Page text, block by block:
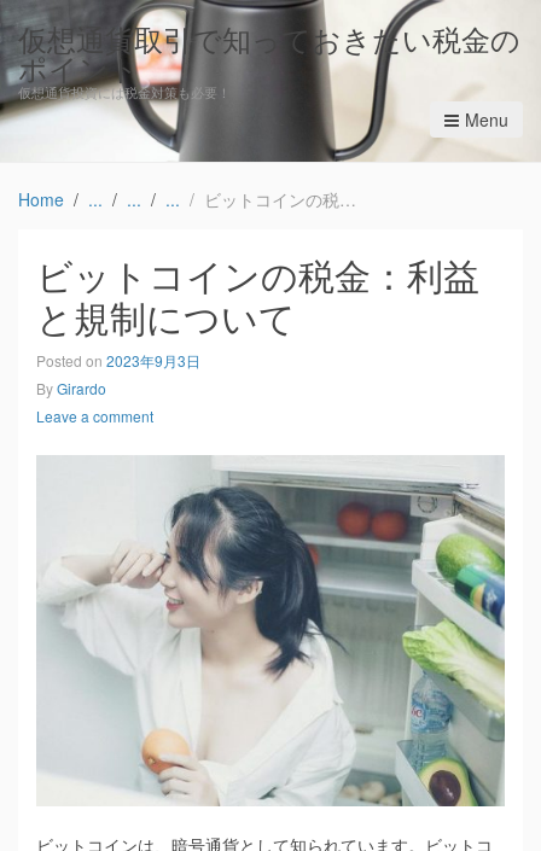
仮想通貨取引で知っておきたい税金の
ポイント
仮想通貨投資には税金対策も必要！
Menu
Home ビットコインの税金：利益と規制について
ビットコインの税金：利益
と規制について
Posted on 2023年9月3日
ByGirardo
Leave a comment
ビットコインは、暗号通貨として知られています。 ビットコ